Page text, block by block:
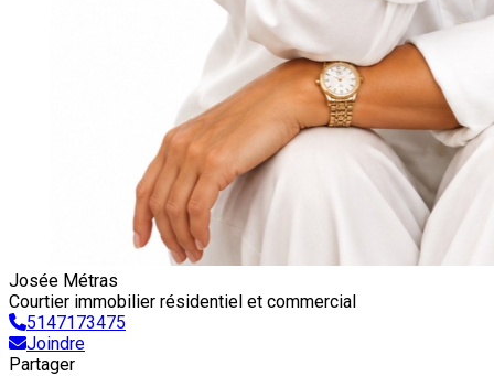
Josée Métras
Courtier immobilier résidentiel et commercial
5147173475
Joindre
Partager